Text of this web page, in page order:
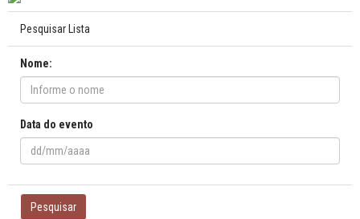
Pesquisar Lista
Nome:
Data do evento
Pesquisar